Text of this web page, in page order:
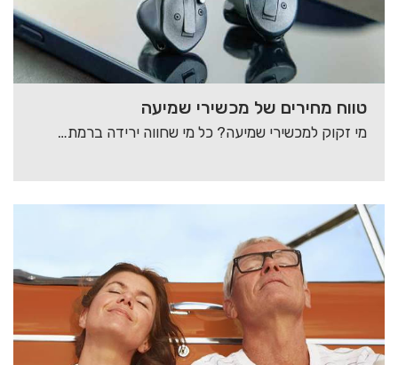
טווח מחירים של מכשירי שמיעה
מי זקוק למכשירי שמיעה? כל מי שחווה ירידה ברמת השמיעה זקוק להשמת מכשירי שמיעה. תופעה…